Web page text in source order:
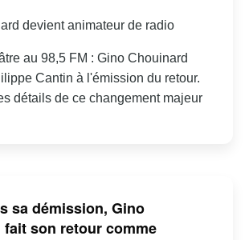
devient animateur de radio
au 98,5 FM : Gino Chouinard
Cantin à l'émission du retour.
détails de ce changement majeur
sa démission, Gino
son retour comme